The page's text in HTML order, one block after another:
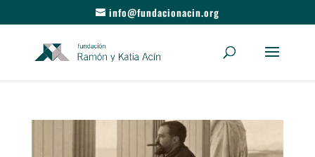
info@fundacionacin.org